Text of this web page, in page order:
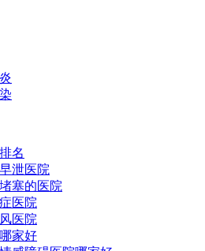
名
泄医院
塞的医院
医院
医院
家好